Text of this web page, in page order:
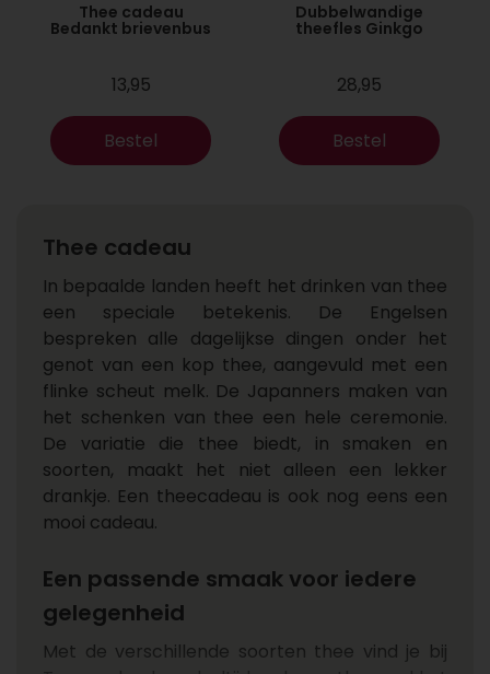
Thee cadeau
Bedankt brievenbus
13,95
Bestel
Dubbelwandige
theefles Ginkgo
28,95
Bestel
Thee cadeau
In bepaalde landen heeft het drinken van thee
een speciale betekenis. De Engelsen
bespreken alle dagelijkse dingen onder het
genot van een kop thee, aangevuld met een
flinke scheut melk. De Japanners maken van
het schenken van thee een hele ceremonie.
De variatie die thee biedt, in smaken en
soorten, maakt het niet alleen een lekker
drankje. Een theecadeau is ook nog eens een
mooi cadeau.
Een passende smaak voor iedere
gelegenheid
Met de verschillende soorten thee vind je bij